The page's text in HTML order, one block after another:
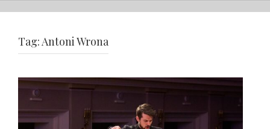
Tag:Antoni Wrona